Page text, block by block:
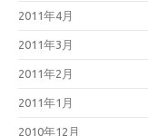
2011年4月
2011年3月
2011年2月
2011年1月
2010年12月